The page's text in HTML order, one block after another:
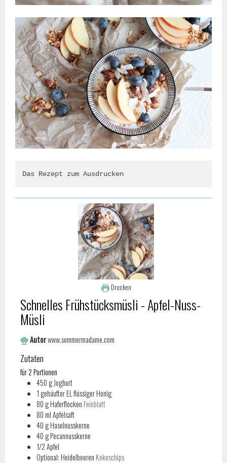
Das Rezept zum Ausdrucken
Drucken
Schnelles Frühstücksmüsli - Apfel-Nuss-
Müsli
Autorwww.sommermadame.com
Zutaten
für 2 Portionen
450 gJoghurt
1 gehäufter EL flüssiger Honig
80 gHaferflocken Feinblatt
80 ml Apfelsaft
40 gHaselnusskerne
40 gPecannusskerne
1/2 Apfel
Optional: Heidelbeeren Kokoschips